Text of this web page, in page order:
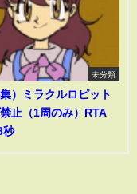
未分類
集）ミラクルロピット
止（1周のみ）RTA
秒